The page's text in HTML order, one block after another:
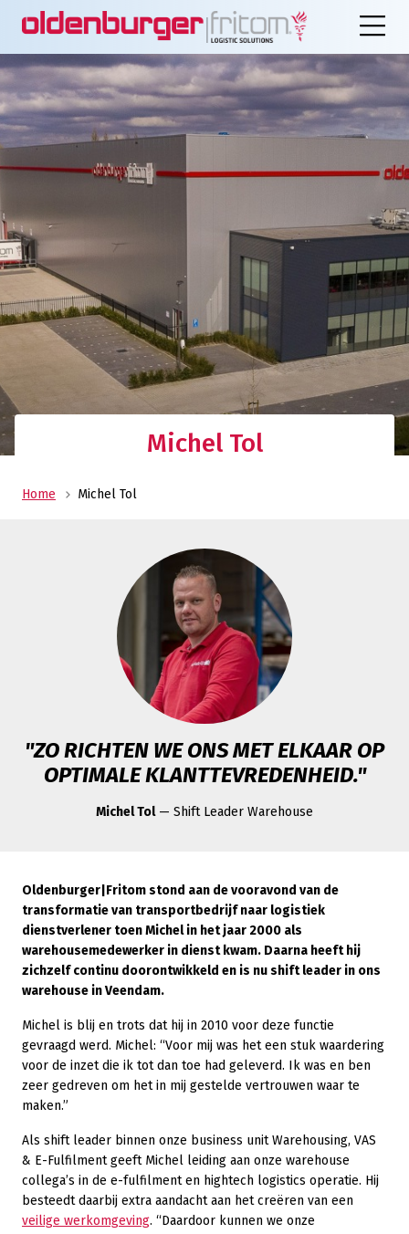
Michel Tol
Home Michel Tol
"ZO RICHTEN WE ONS MET ELKAAR OP
OPTIMALE KLANTTEVREDENHEID."
Michel Tol— Shift Leader Warehouse
Oldenburger|Fritom stond aan de vooravond van de
transformatie van transportbedrijf naar logistiek
dienstverlener toen Michel in het jaar 2000 als
warehousemedewerker in dienst kwam. Daarna heeft hij
zichzelf continu doorontwikkeld en is nu shift leader in ons
warehouse in Veendam.
Michel is blij en trots dat hij in 2010 voor deze functie
gevraagd werd. Michel: “Voor mij was het een stuk waardering
voor de inzet die ik tot dan toe had geleverd. Ik was en ben
zeer gedreven om het in mij gestelde vertrouwen waar te
maken.”
Als shift leader binnen onze business unit Warehousing, VAS
& E-Fulfilment geeft Michel leiding aan onze warehouse
collega’s in de e-fulfilment en hightech logistics operatie. Hij
besteedt daarbij extra aandacht aan het creëren van een
veilige werkomgeving. “Daardoor kunnen we onze